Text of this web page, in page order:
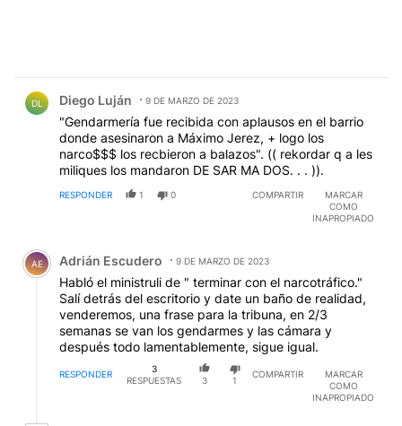
DL Diego Luján 9 DE MARZO DE 2023
"Gendarmería fue recibida con aplausos en el barrio
donde asesinaron a Máximo Jerez, + logo los
narco$$$ los recbieron a balazos". (( rekordar q a les
miliques los mandaron DE SAR MA DOS. . . )).
RESPONDER 1 0 COMPARTIR
MARCAR
COMO
INAPROPIADO
Comentario de Adrián Escudero.
AE Adrián Escudero 9 DE MARZO DE 2023
Habló el ministruli de " terminar con el narcotráfico."
Salí detrás del escritorio y date un baño de realidad,
venderemos, una frase para la tribuna, en 2/3
semanas se van los gendarmes y las cámara y
después todo lamentablemente, sigue igual.
RESPONDER
3
RESPUESTAS
3 1
COMPARTIR
MARCAR
COMO
INAPROPIADO